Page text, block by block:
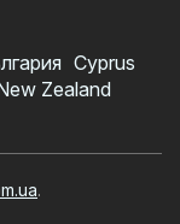
Cyprus
Zealand
.